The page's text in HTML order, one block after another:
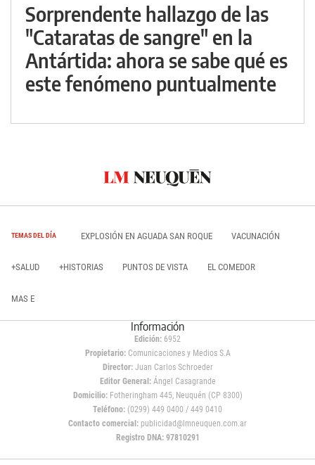
Sorprendente hallazgo de las
"Cataratas de sangre" en la
Antártida: ahora se sabe qué es
este fenómeno puntualmente
TEMAS DEL DÍA EXPLOSIÓN EN AGUADA SAN ROQUE VACUNACIÓN
+SALUD +HISTORIAS PUNTOS DE VISTA EL COMEDOR
MAS E
Información
Edición: 6952
Propietario:Comunicaciones y Medios S.A
Director: Juan Carlos Schroeder
Editor General:Ángel Casagrande
Domicilio:Fotheringham 445, Neuquén (CP 8300)
Teléfono: (0299) 449 0400 / 449 0410
Contacto comercial: publicidad@lmneuquen.com.ar
Registro DNA: 97810291